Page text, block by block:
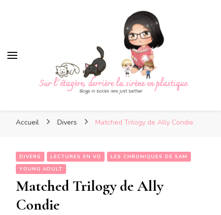
Sur l'étagère, derrière la
plastique
sirène en plastique
Accueil Divers Matched Trilogy de Ally Condie
DIVERS LECTURES EN VO
LES CHRONIQUES DE SAM
YOUNG ADULT
Matched Trilogy de Ally
Condie